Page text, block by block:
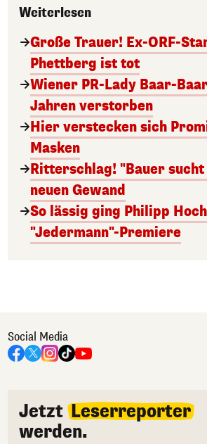
Weiterlesen
Große Trauer! Ex-ORF-
Phettberg ist tot
Wiener PR-Lady Baar-
Jahren verstorben
Hier verstecken sich
Masken
Ritterschlag! "Bauer
neuen Gewand
So lässig ging Philipp
"Jedermann"-Premiere
Social Media
Jetzt Leserreporter
werden.